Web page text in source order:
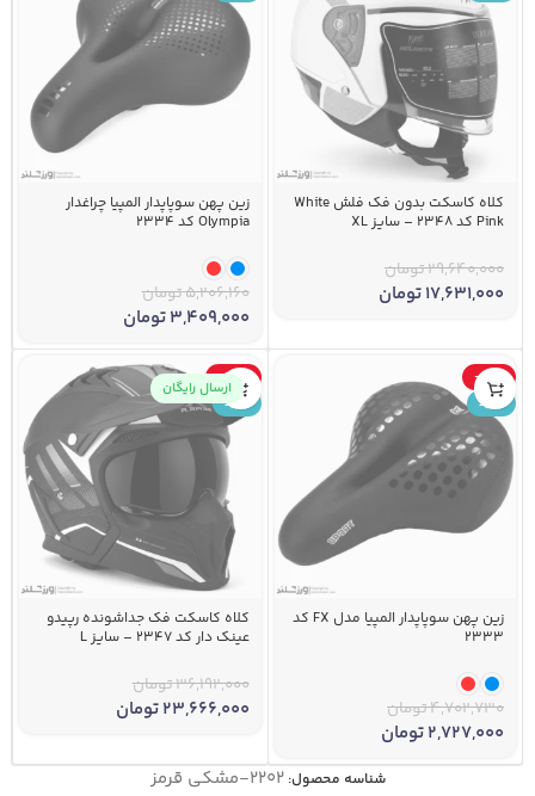
کلاه کاسکت بدون فک فلش White
Pink کد 2348 – سایز XL
29,640,000تومان
17,631,000تومان
زین پهن سوپاپدار المپیا چراغدار
Olympia کد 2334
5,206,160تومان
3,409,000تومان
-42%
جدید
زین پهن سوپاپدار المپیا مدل FX کد
2333
4,702,730تومان
2,727,000تومان
-35%
جدید
ارسال رایگان
کلاه کاسکت فک جداشونده رپیدو
عینک دار کد 2347 – سایز L
36,192,000تومان
23,666,000تومان
شناسه محصول:۲۲۰۲-مشکی قرمز